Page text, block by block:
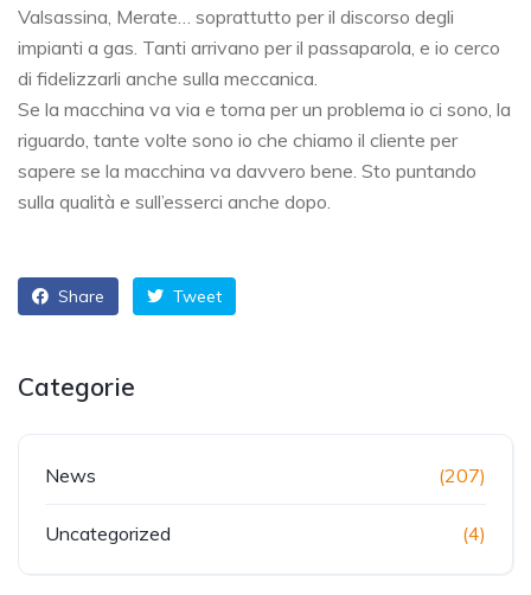
Valsassina, Merate… soprattutto per il discorso degli
impianti a gas. Tanti arrivano per il passaparola, e io cerco
di fidelizzarli anche sulla meccanica.
Se la macchina va via e torna per un problema io ci sono, la
riguardo, tante volte sono io che chiamo il cliente per
sapere se la macchina va davvero bene. Sto puntando
sulla qualità e sull’esserci anche dopo.
Share Tweet
Categorie
News (207)
Uncategorized (4)